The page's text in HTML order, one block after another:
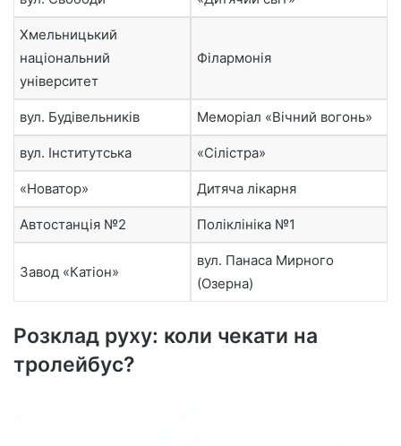
Хмельницький
національний
університет
Філармонія
вул. Будівельників Меморіал «Вічний вогонь»
вул. Інститутська «Сілістра»
«Новатор» Дитяча лікарня
Автостанція №2 Поліклініка №1
Завод «Катіон»
вул. Панаса Мирного
(Озерна)
Розклад руху: коли чекати на
тролейбус?